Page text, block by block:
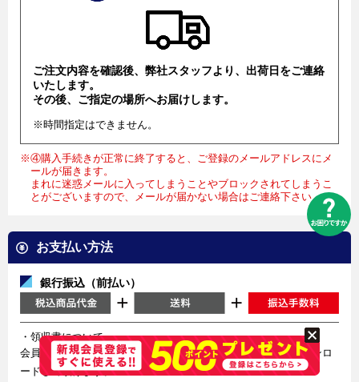
ご注文内容を確認後、弊社スタッフより、出荷日をご連絡
いたします。
その後、ご指定の場所へお届けします。
※時間指定はできません。
※④購入手続きが正常に終了すると、ご登録のメールアドレスにメ
ールが届きます。
まれに迷惑メールに入ってしまうことやブロックされてしまうこ
とがございますので、メールが届かない場合はご連絡下さい。
お支払い方法
銀行振込（前払い）
・領収書について
会員様も非会員様もご注文時に発行されるマイページよりダウンロ
ードして頂けます。